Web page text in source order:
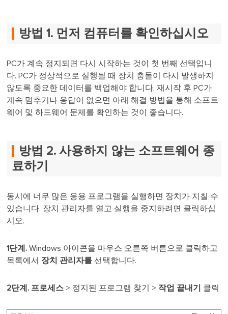
방법 1. 먼저 컴퓨터를 확인하십시오
PC가 계속 정지되면 다시 시작하는 것이 첫 번째 선택입니
다. PC가 정상적으로 실행될 때 장치 충돌이 다시 발생하지
않도록 중요한 데이터를 백업해야 합니다. 재시작 후 PC가
계속 멈추거나 응답이 없으면 아래 해결 방법을 통해 소프트
웨어 및 하드웨어 문제를 확인하는 것이 좋습니다.
방법 2. 사용하지 않는 소프트웨어 종
료하기
동시에 너무 많은 응용 프로그램을 실행하면 장치가 지칠 수
있습니다. 장치 관리자를 열고 실행을 중지하려면 클릭하십
시오.
1단계. Windows 아이콘을 마우스 오른쪽 버튼으로 클릭하고
목록에서 장치 관리자를 선택합니다.
2단계. 프로세스 > 정지된 프로그램 찾기 > 작업 끝내기 클릭